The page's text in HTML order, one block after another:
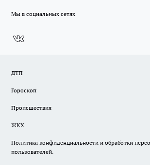
Мы в социальных сетях
ДТП
Гороскоп
Происшествия
ЖКХ
Политика конфиденциальности и обработки
пользователей.